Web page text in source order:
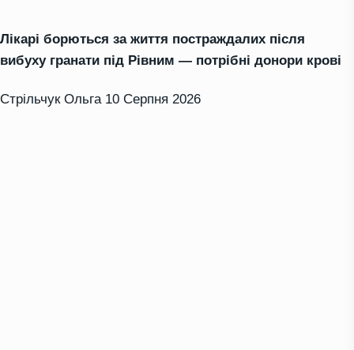
Лікарі борються за життя постраждалих після
вибуху гранати під Рівним — потрібні донори крові
Стрільчук Ольга 10 Серпня 2026